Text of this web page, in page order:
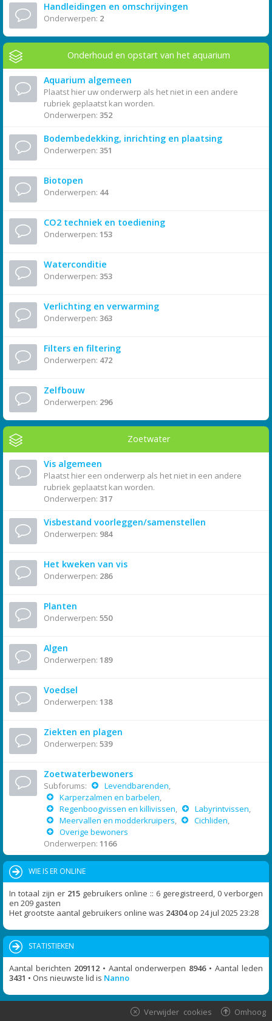
Handleidingen en omschrijvingen
Onderwerpen: 2
Onderhoud en opstart van het aquarium
Aquarium algemeen
Plaatst hier uw onderwerp als het niet in een andere
rubriek geplaatst kan worden.
Onderwerpen: 352
Bodembedekking, inrichting en plaatsing
Onderwerpen: 351
Biotopen
Onderwerpen: 44
CO2 techniek en toediening
Onderwerpen: 153
Waterconditie
Onderwerpen: 353
Verlichting en verwarming
Onderwerpen: 363
Filters en filtering
Onderwerpen: 472
Zelfbouw
Onderwerpen: 296
Zoetwater
Vis algemeen
Plaatst hier een onderwerp als het niet in een andere
rubriek geplaatst kan worden.
Onderwerpen: 317
Visbestand voorleggen/samenstellen
Onderwerpen: 984
Het kweken van vis
Onderwerpen: 286
Planten
Onderwerpen: 550
Algen
Onderwerpen: 189
Voedsel
Onderwerpen: 138
Ziekten en plagen
Onderwerpen: 539
Zoetwaterbewoners
Subforums: Levendbarenden,
Karperzalmen en barbelen,
Regenboogvissen en killivissen, Labyrintvissen,
Meervallen en modderkruipers, Cichliden,
Overige bewoners
Onderwerpen: 1166
WIE IS ER ONLINE
In totaal zijn er 215gebruikers online :: 6 geregistreerd, 0 verborgen
en 209 gasten
Het grootste aantal gebruikers online was 24304op 24 jul 2025 23:28
STATISTIEKEN
Aantal berichten 209112• Aantal onderwerpen 8946• Aantal leden
3431 • Ons nieuwste lid is Nanno
Omhoog
Verwijder cookies